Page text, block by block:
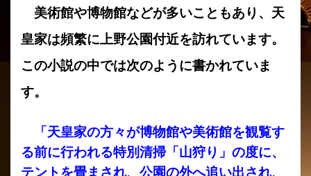
美術館や博物館などが多いこともあり、天
皇家は頻繁に上野公園付近を訪れています。
この小説の中では次のように書かれていま
す。
「天皇家の方々が博物館や美術館を観覧す
る前に行われる特別清掃「山狩り」の度に、
テントを畳まされ、公園の外へ追い出され、